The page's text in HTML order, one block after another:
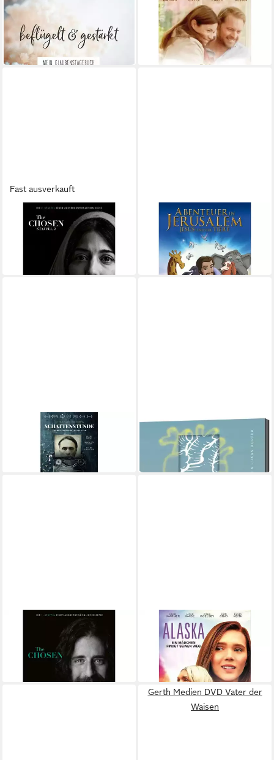
GERTH MEDIEN
Tagebuch beflügelt &
gestärkt
11,59 €
in 9-11 Werktagen bei dir
GERTH MEDIEN
DVD Das Wiedersehen
25,20 €
in 6-8 Werktagen bei dir
Fast ausverkauft
GERTH MEDIEN
DVD The Chosen - Staffel 2
(Doppel-DVD)
in 6-7 Werktagen bei dir
GERTH MEDIEN
DVD Abenteuer in Jerusalem
15,40 €
in 6-8 Werktagen bei dir
GERTH MEDIEN
DVD Schattenstunde (DVD)
in 6-7 Werktagen bei dir
GERTH MEDIEN
Hörspiel An deinem Herzen
ab 11,90 €
in 4-5 Werktagen bei dir
DVD DVD The Chosen -
Staffel 1
ab 22,46 €
in 4-5 Werktagen bei dir
DVD Alaska (DVD)
ab 10,45 €
in 6-8 Werktagen bei dir
Gerth Medien DVD Vater der
Waisen